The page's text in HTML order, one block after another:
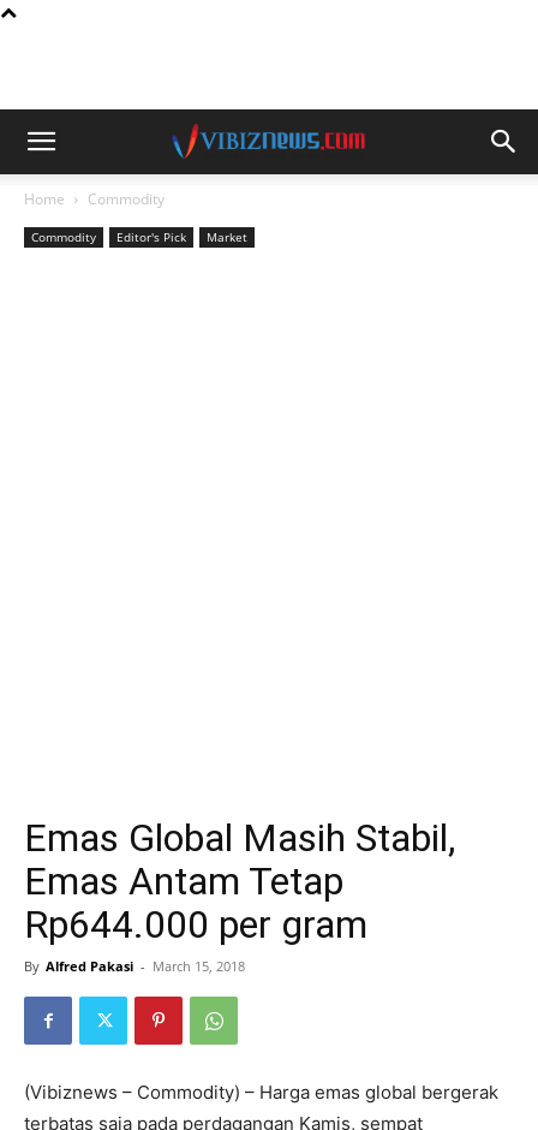
Home Commodity
Commodity Editor's Pick Market
Emas Global Masih Stabil,
Emas Antam Tetap
Rp644.000 per gram
By Alfred Pakasi - March 15, 2018
(Vibiznews – Commodity) – Harga emas global bergerak
terbatas saja pada perdagangan Kamis, sempat